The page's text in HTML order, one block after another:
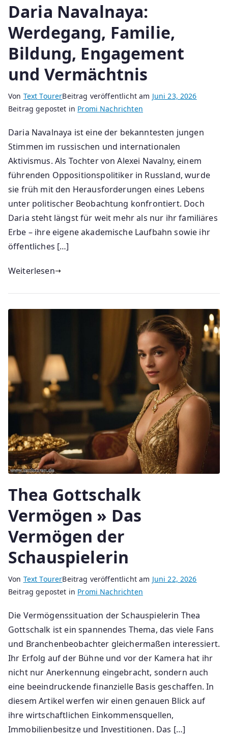
Daria Navalnaya:
Werdegang, Familie,
Bildung, Engagement
und Vermächtnis
Von Text TourerBeitrag veröffentlicht am Juni 23, 2026
Beitrag gepostet in Promi Nachrichten
Daria Navalnaya ist eine der bekanntesten jungen
Stimmen im russischen und internationalen
Aktivismus. Als Tochter von Alexei Navalny, einem
führenden Oppositionspolitiker in Russland, wurde
sie früh mit den Herausforderungen eines Lebens
unter politischer Beobachtung konfrontiert. Doch
Daria steht längst für weit mehr als nur ihr familiäres
Erbe – ihre eigene akademische Laufbahn sowie ihr
öffentliches […]
Weiterlesen
Thea Gottschalk
Vermögen » Das
Vermögen der
Schauspielerin
Von Text TourerBeitrag veröffentlicht am Juni 22, 2026
Beitrag gepostet in Promi Nachrichten
Die Vermögenssituation der Schauspielerin Thea
Gottschalk ist ein spannendes Thema, das viele Fans
und Branchenbeobachter gleichermaßen interessiert.
Ihr Erfolg auf der Bühne und vor der Kamera hat ihr
nicht nur Anerkennung eingebracht, sondern auch
eine beeindruckende finanzielle Basis geschaffen. In
diesem Artikel werfen wir einen genauen Blick auf
ihre wirtschaftlichen Einkommensquellen,
Immobilienbesitze und Investitionen. Das […]